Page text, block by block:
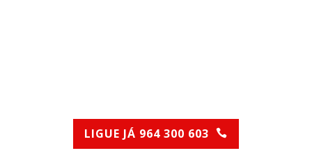
LIGUE JÁ 964 300 603